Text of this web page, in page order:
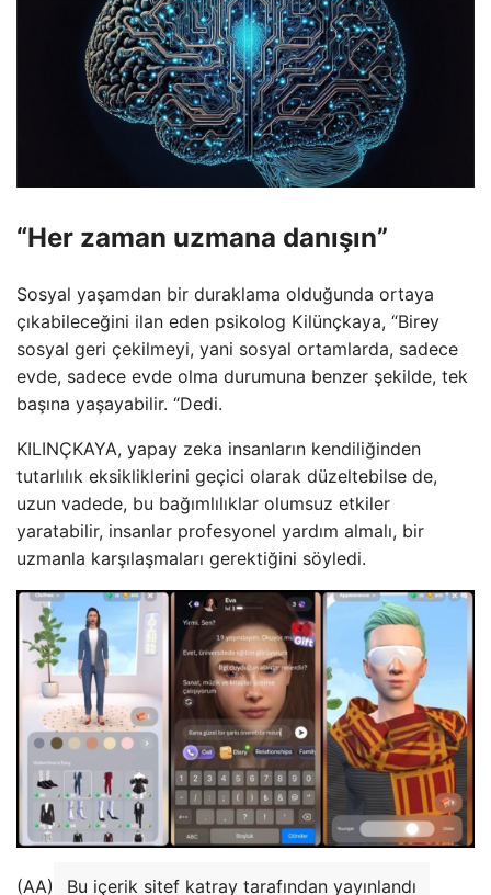
“Her zaman uzmana danışın”
Sosyal yaşamdan bir duraklama olduğunda ortaya
çıkabileceğini ilan eden psikolog Kilünçkaya, “Birey
sosyal geri çekilmeyi, yani sosyal ortamlarda, sadece
evde, sadece evde olma durumuna benzer şekilde, tek
başına yaşayabilir. “Dedi.
KILINÇKAYA, yapay zeka insanların kendiliğinden
tutarlılık eksikliklerini geçici olarak düzeltebilse de,
uzun vadede, bu bağımlılıklar olumsuz etkiler
yaratabilir, insanlar profesyonel yardım almalı, bir
uzmanla karşılaşmaları gerektiğini söyledi.
(AA) Bu içerik sitef katray tarafından yayınlandı